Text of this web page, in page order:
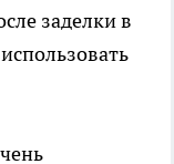
заделки в